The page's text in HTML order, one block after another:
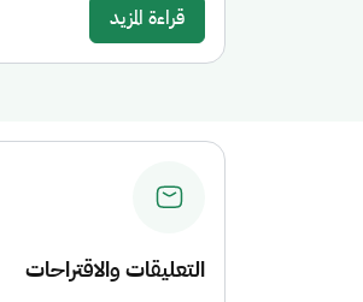
قراءة المزيد
التعليقات والاقتراحات